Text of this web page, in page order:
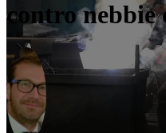
contro nebbie